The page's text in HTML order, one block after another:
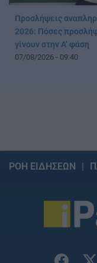
Προσλήψεις
2026: Πόσες
γίνουν στην Α’ φάση
07/08/2026 - 09:40
ΡΟΗ ΕΙΔΗΣΕΩΝ